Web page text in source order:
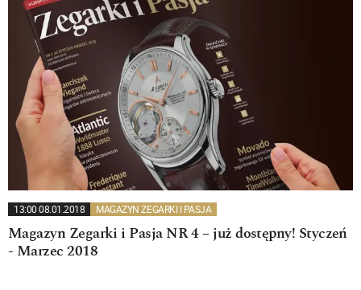
13:00 08.01.2018 MAGAZYN ZEGARKI I PASJA
Magazyn Zegarki i Pasja NR 4 – już dostępny! Styczeń
- Marzec 2018